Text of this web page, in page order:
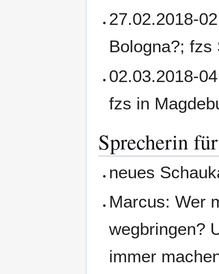
27.02.2018-
Bologna?; fzs
02.03.2018-
fzs in
Sprecherin
neues
Marcus: Wer
wegbringen?
immer